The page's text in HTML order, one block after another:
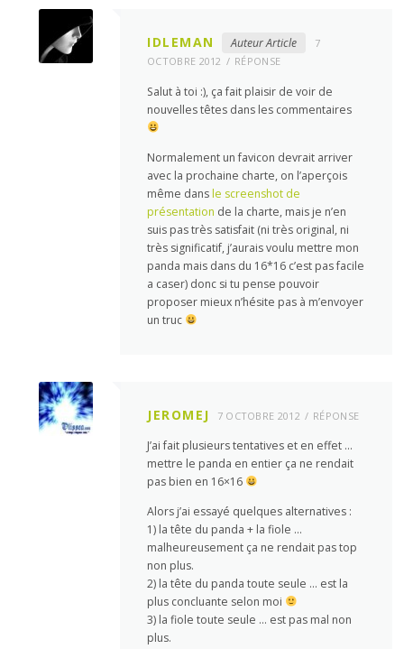
IDLEMAN Auteur Article
7
OCTOBRE 2012
RÉPONSE
Salut à toi :), ça fait plaisir de voir de
nouvelles têtes dans les commentaires
Normalement un favicon devrait arriver
avec la prochaine charte, on l’aperçois
même dansle screenshot de
présentation de la charte, mais je n’en
suis pas très satisfait (ni très original, ni
très significatif, j’aurais voulu mettre mon
panda mais dans du 16*16 c’est pas facile
a caser) donc si tu pense pouvoir
proposer mieux n’hésite pas à m’envoyer
un truc
JEROMEJ 7 OCTOBRE 2012 RÉPONSE
J’ai fait plusieurs tentatives et en effet …
mettre le panda en entier ça ne rendait
pas bien en 16×16
Alors j’ai essayé quelques alternatives :
1) la tête du panda + la fiole …
malheureusement ça ne rendait pas top
non plus.
2) la tête du panda toute seule … est la
plus concluante selon moi
3) la fiole toute seule … est pas mal non
plus.